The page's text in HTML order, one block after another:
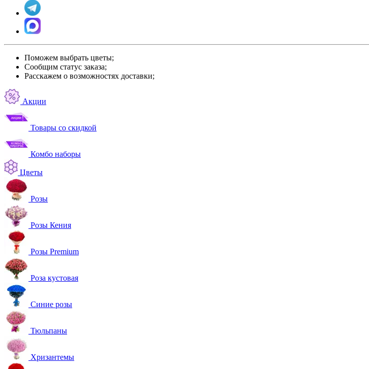
Поможем выбрать цветы;
Сообщим статус заказа;
Расскажем о возможностях доставки;
Акции
Товары со скидкой
Комбо наборы
Цветы
Розы
Розы Кения
Розы Premium
Роза кустовая
Синие розы
Тюльпаны
Хризантемы